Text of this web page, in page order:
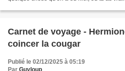
Carnet de voyage -
coincer la cougar
Publié le 02/12/2025 à 05:19
Par Guyloup